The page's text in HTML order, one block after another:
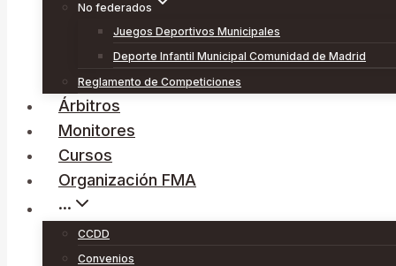
No federados
Juegos Deportivos Municipales
Deporte Infantil Municipal Comunidad de Madrid
Reglamento de Competiciones
Árbitros
Monitores
Cursos
Organización FMA
···
CCDD
Convenios